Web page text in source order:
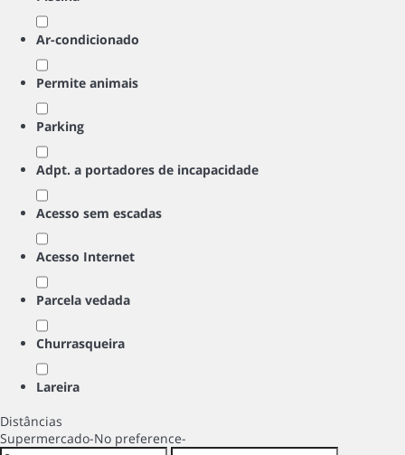
Ar-condicionado
Permite animais
Parking
Adpt. a portadores de incapacidade
Acesso sem escadas
Acesso Internet
Parcela vedada
Churrasqueira
Lareira
Distâncias
Supermercado-No preference-